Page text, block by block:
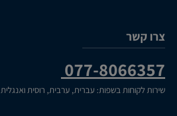
צרו קשר
077-8066357
שירות לקוחות בשפות: עברית, ערבית, רוסית ואנגלית